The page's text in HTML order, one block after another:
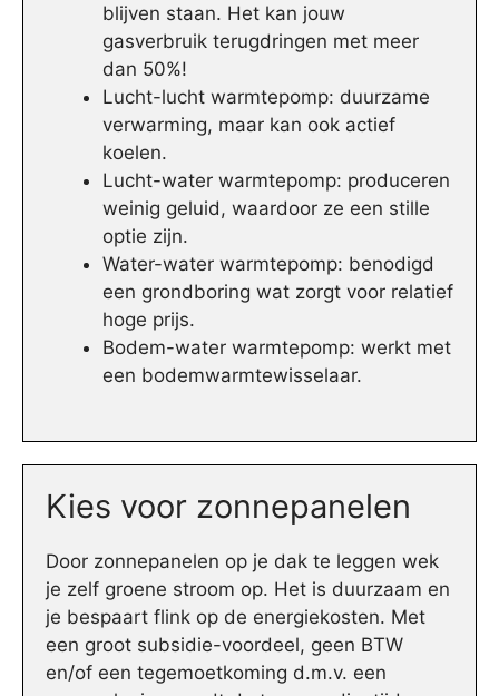
blijven staan. Het kan jouw
gasverbruik terugdringen met meer
dan 50%!
Lucht-lucht warmtepomp: duurzame
verwarming, maar kan ook actief
koelen.
Lucht-water warmtepomp: produceren
weinig geluid, waardoor ze een stille
optie zijn.
Water-water warmtepomp: benodigd
een grondboring wat zorgt voor relatief
hoge prijs.
Bodem-water warmtepomp: werkt met
een bodemwarmtewisselaar.
Kies voor zonnepanelen
Door zonnepanelen op je dak te leggen wek
je zelf groene stroom op. Het is duurzaam en
je bespaart flink op de energiekosten. Met
een groot subsidie-voordeel, geen BTW
en/of een tegemoetkoming d.m.v. een